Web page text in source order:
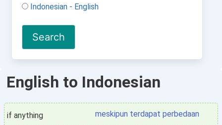
Indonesian - English
English to Indonesian
if anything meskipun terdapat perbedaan